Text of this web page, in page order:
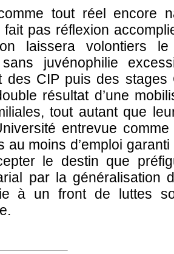
tout réel encore
fait pas réflexion
laissera volontiers
sans juvénophilie
des CIP puis des stages
résultat d’une
tout autant que
entrevue
au moins d’emploi
le destin que
par la généralisation
à un front de luttes